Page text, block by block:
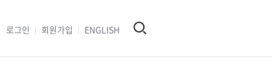
로그인 회원가입 ENGLISH